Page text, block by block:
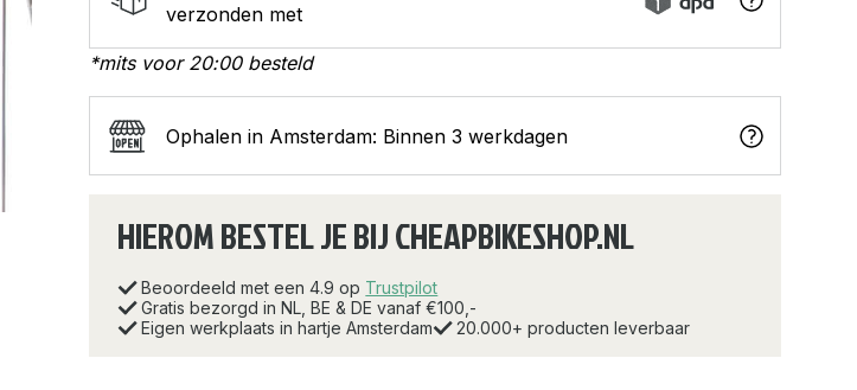
bord
aantal
verzonden met
*mits voor 20:00 besteld
Ophalen in Amsterdam: Binnen 3 werkdagen
HIEROM BESTEL JE BIJ CHEAPBIKESHOP.NL
Beoordeeld met een 4.9 op Trustpilot
Gratis bezorgd in NL, BE & DE vanaf €100,-
Eigen werkplaats in hartje Amsterdam
20.000+ producten leverbaar